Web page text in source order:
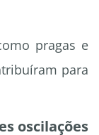
pragas e
para
oscilações